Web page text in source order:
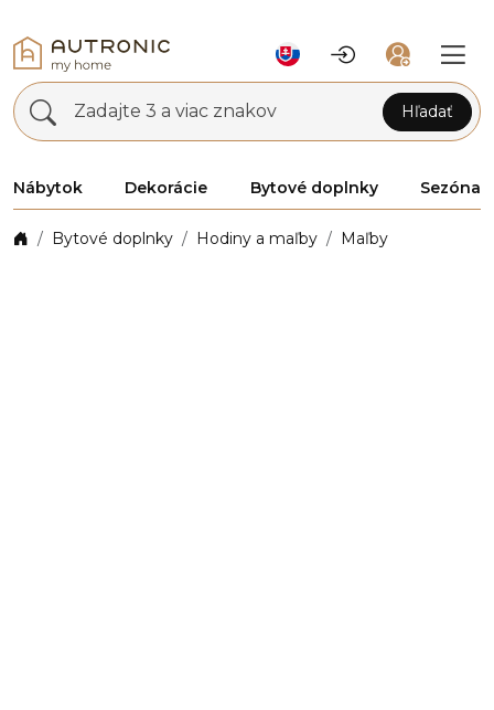
Zadajte 3 a viac znakov Hľadať
Nábytok Dekorácie Bytové doplnky Sezóna
Bytové doplnky Hodiny a maľby Maľby